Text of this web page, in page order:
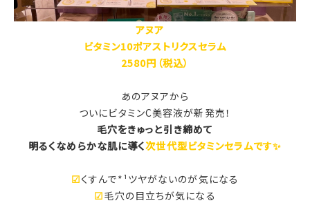
アヌア
ビタミン10ポアストリクスセラム
2580円（税込）
あのアヌアから
ついにビタミンC美容液が新発売！
毛穴をきゅっと引き締めて
明るくなめらかな肌に導く次世代型ビタミンセラムです✨
☑くすんで*¹ツヤがないのが気になる
☑毛穴の目立ちが気になる